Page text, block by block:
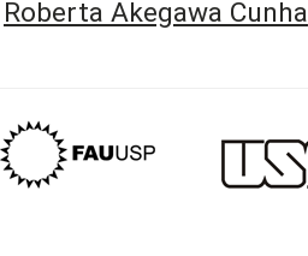
Roberta Akegawa Cunha